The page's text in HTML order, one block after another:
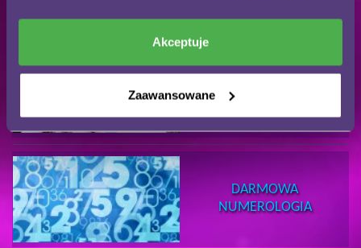
Akceptuje
Zaawansowane
DARMOWA
NUMEROLOGIA